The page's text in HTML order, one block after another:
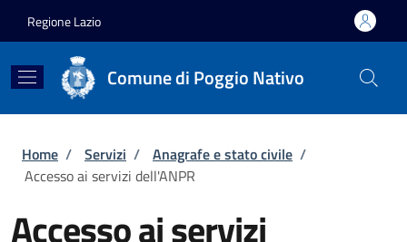
Regione Lazio
Comune di Poggio Nativo
Briciole di pane
Home / Servizi / Anagrafe e stato civile /
Accesso ai servizi dell'ANPR
Accesso ai servizi